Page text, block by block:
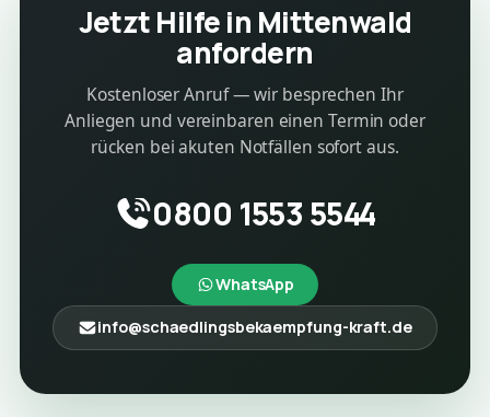
Jetzt Hilfe in Mittenwald
anfordern
Kostenloser Anruf — wir besprechen Ihr
Anliegen und vereinbaren einen Termin oder
rücken bei akuten Notfällen sofort aus.
0800 1553 5544
WhatsApp
info@schaedlingsbekaempfung-kraft.de